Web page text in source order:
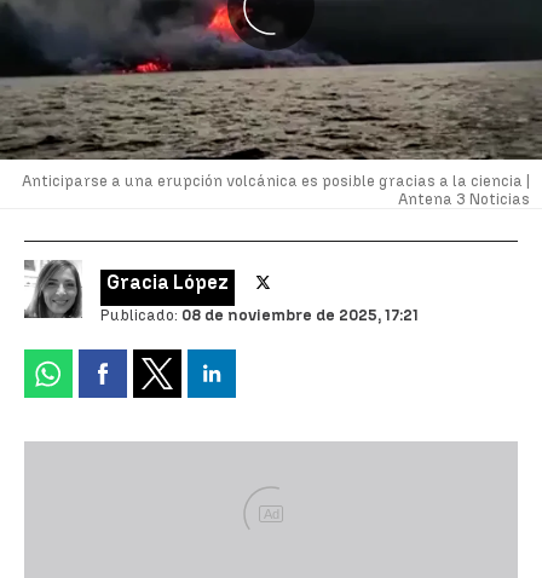
Anticiparse a una erupción volcánica es posible gracias a la ciencia |
Antena 3 Noticias
Gracia López
Publicado: 08 de noviembre de 2025, 17:21
Ad